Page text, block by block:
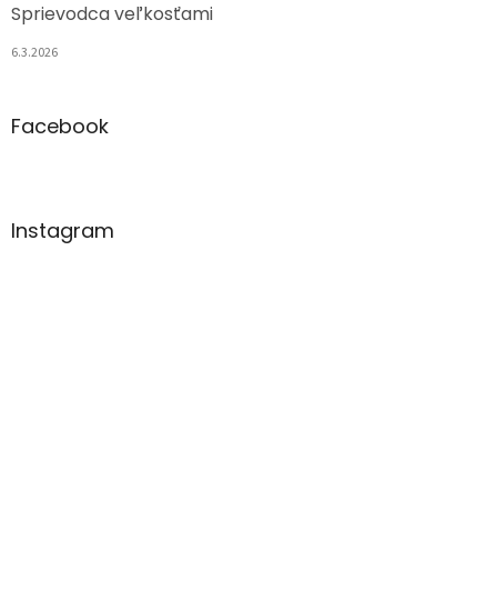
Sprievodca veľkosťami
6.3.2026
Facebook
Instagram